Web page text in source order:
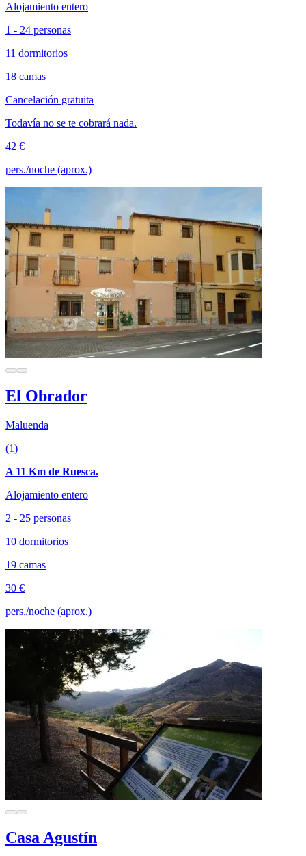
Alojamiento entero
1 - 24 personas
11 dormitorios
18 camas
Cancelación gratuita
Todavía no se te cobrará nada.
42 €
pers./noche (aprox.)
El Obrador
Maluenda
(1)
A 11 Km de Ruesca.
Alojamiento entero
2 - 25 personas
10 dormitorios
19 camas
30 €
pers./noche (aprox.)
Casa Agustín